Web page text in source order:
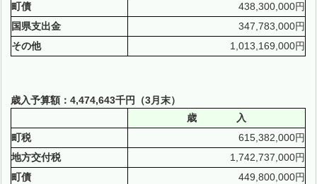
町債
438,300,000円
国県支出金
347,783,000円
その他
1,013,169,000円
歳入予算額：4,474,643千円（3月末）
歳 入
町税
615,382,000円
地方交付税
1,742,737,000円
町債
449,800,000円